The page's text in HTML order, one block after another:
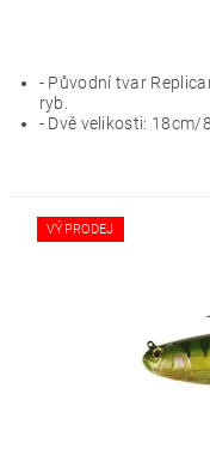
- Původní tvar
ryb.
- Dvě velikosti:
VÝPRODEJ